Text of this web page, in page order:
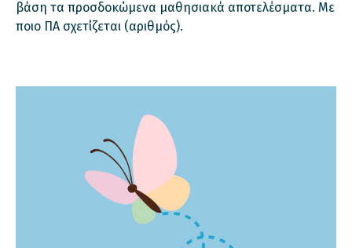
βάση τα προσδοκώμενα μαθησιακά αποτελέσματα. Με
ποιο ΠΑ σχετίζεται (αριθμός).